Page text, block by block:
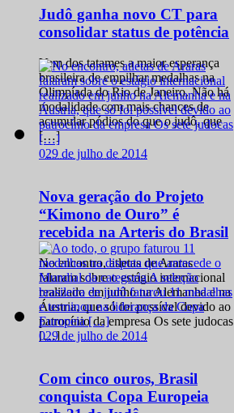
Judô ganha novo CT para
consolidar status de potência
Vem dos tatames a maior esperança
brasileira de empilhar medalhas na
Olimpíada do Rio de Janeiro. Não há
modalidade com mais chances de
acumular pódios do que o judô, que
[…]
029 de julho de 2014
Nova geração do Projeto
“Kimono de Ouro” é
recebida na Arteris do Brasil
No encontro, atletas de Araras
falaram sobre o estágio internacional
realizado em junho na Alemanha e na
Áustria, que só foi possível devido ao
patrocínio da empresa Os sete judocas
[…]
029 de julho de 2014
Com cinco ouros, Brasil
conquista Copa Europeia